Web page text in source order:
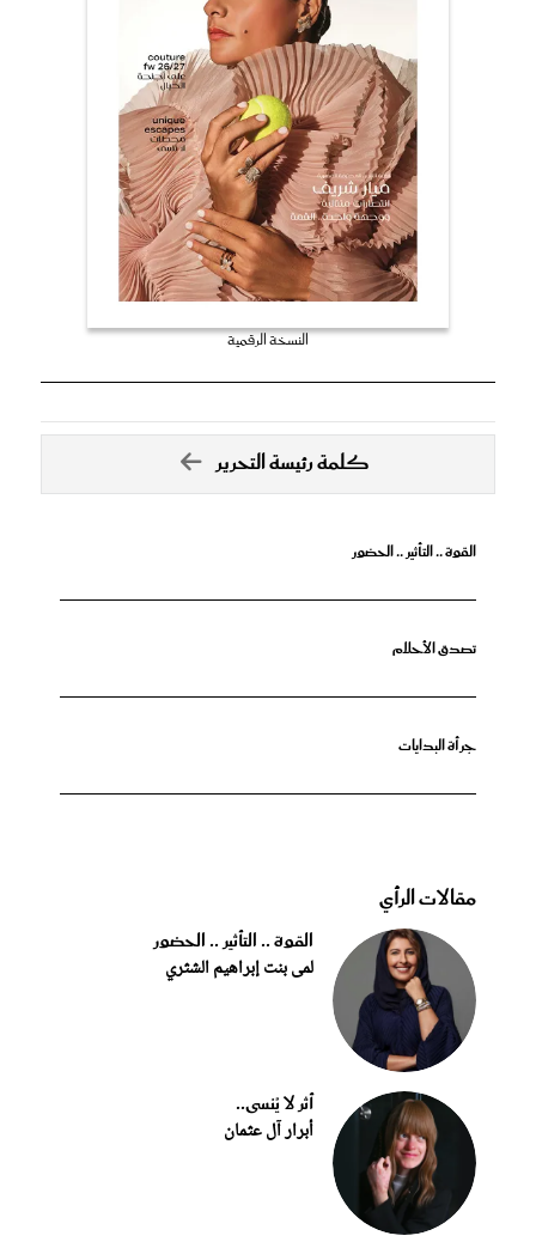
النسخة الرقمية
كلمة رئيسة التحرير
القوة .. التأثير .. الحضور
تصدق الأحلام
جرأة البدايات
مقالات الرأي
القوة .. التأثير .. الحضور
لمى بنت إبراهيم الشثري
أثر لا يُنسى..
أبرار آل عثمان